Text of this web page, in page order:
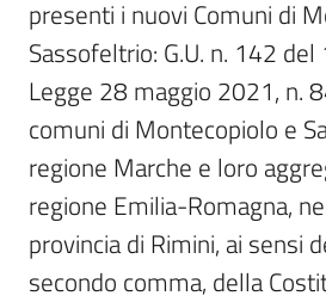
presenti i nuovi Comuni di
Sassofeltrio: G.U. n. 142
Legge 28 maggio 2021, n.
comuni di Montecopiolo e
regione Marche e loro
regione Emilia-Romagna,
provincia di Rimini, ai sensi
secondo comma, della